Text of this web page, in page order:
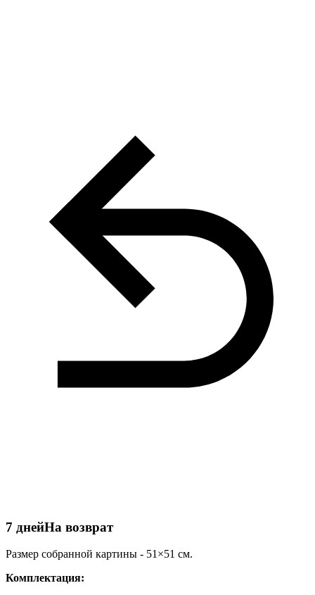
7 днейНа возврат
Размер собранной картины - 51×51 см.
Комплектация: